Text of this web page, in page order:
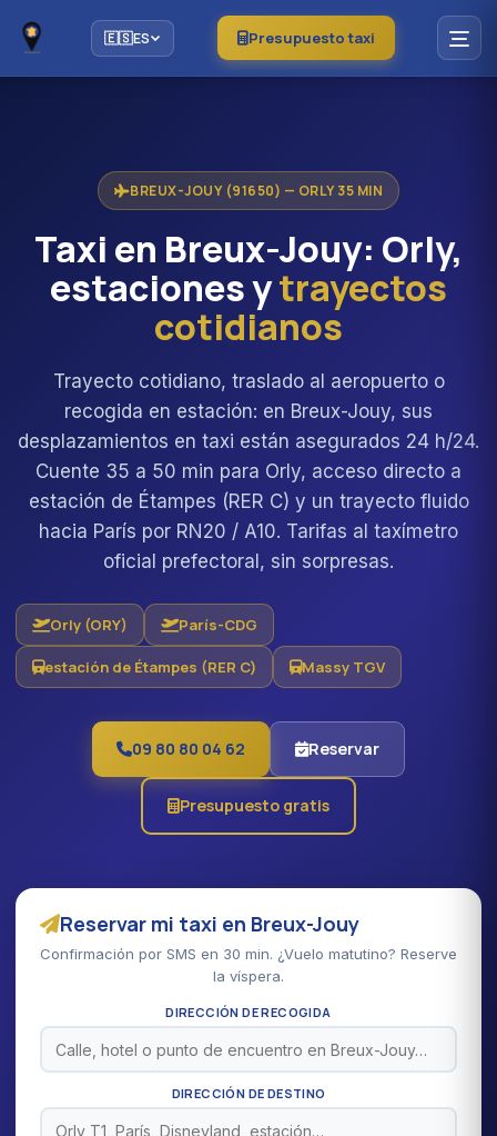
🇪🇸ES Presupuesto taxi
BREUX-JOUY (91650) — ORLY 35 MIN
Taxi en Breux-Jouy: Orly,
estaciones ytrayectos
cotidianos
Trayecto cotidiano, traslado al aeropuerto o
recogida en estación: en Breux-Jouy, sus
desplazamientos en taxi están asegurados 24 h/24.
Cuente 35 a 50 min para Orly, acceso directo a
estación de Étampes (RER C) y un trayecto fluido
hacia París por RN20 / A10. Tarifas al taxímetro
oficial prefectoral, sin sorpresas.
Orly (ORY) París-CDG
estación de Étampes (RER C) Massy TGV
09 80 80 04 62 Reservar
Presupuesto gratis
Reservar mi taxi en Breux-Jouy
Confirmación por SMS en 30 min. ¿Vuelo matutino? Reserve
la víspera.
DIRECCIÓN DE RECOGIDA
DIRECCIÓN DE DESTINO